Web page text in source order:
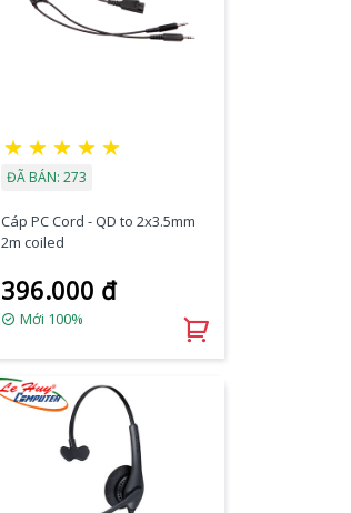
★ ★ ★ ★ ★
ĐÃ BÁN: 273
Cáp PC Cord - QD to 2x3.5mm
2m coiled
396.000 đ
Mới 100%